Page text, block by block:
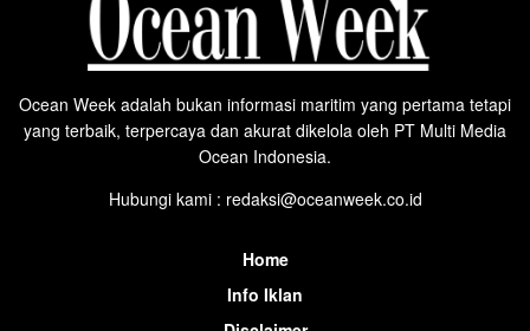
Ocean Week adalah bukan informasi maritim yang pertama tetapi
yang terbaik, terpercaya dan akurat dikelola oleh PT Multi Media
Ocean Indonesia.
Hubungi kami : redaksi@oceanweek.co.id
Home
Info Iklan